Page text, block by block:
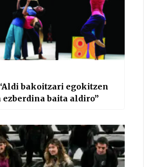
bakoitzari egokitzen
baita aldiro”